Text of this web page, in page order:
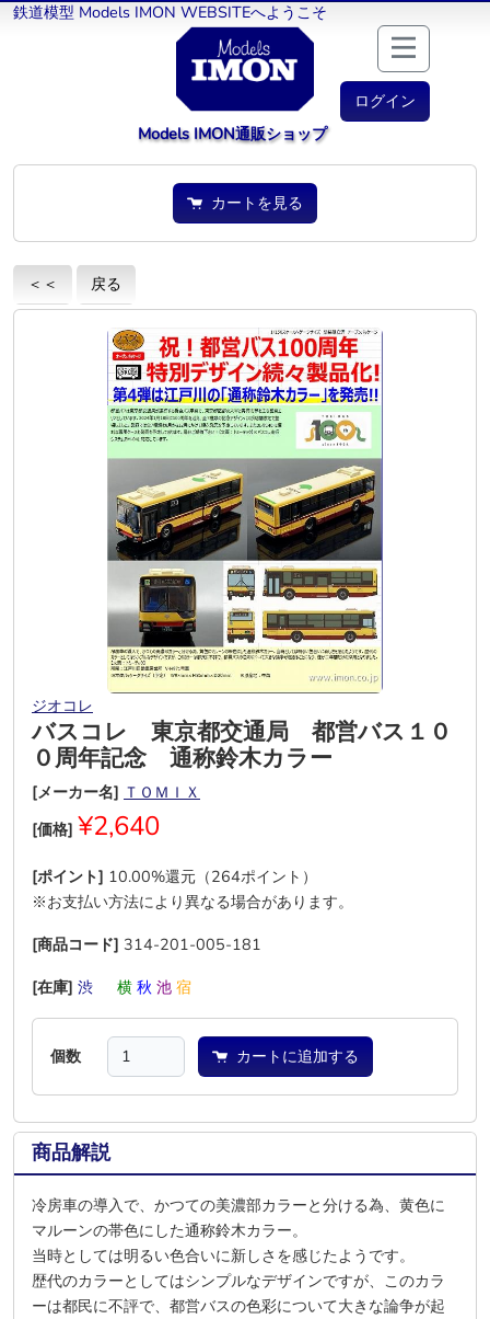
鉄道模型 Models IMON WEBSITEへようこそ
ログイン
Models IMON通販ショップ
カートを見る
＜＜ 戻る
ジオコレ
バスコレ 東京都交通局 都営バス１０
０周年記念 通称鈴木カラー
[メーカー名] ＴＯＭＩＸ
[価格] ¥2,640
[ポイント] 10.00%還元（264ポイント）
※お支払い方法により異なる場合があります。
[商品コード] 314-201-005-181
[在庫] 渋 横 秋 池 宿
個数 カートに追加する
商品解説
冷房車の導入で、かつての美濃部カラーと分ける為、黄色に
マルーンの帯色にした通称鈴木カラー。
当時としては明るい色合いに新しさを感じたようです。
歴代のカラーとしてはシンプルなデザインですが、このカラ
ーは都民に不評で、都営バスの色彩について大きな論争が起